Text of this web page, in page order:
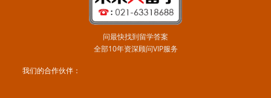
问最快找到留学答案
全部10年资深顾问VIP服务
我们的合作伙伴：